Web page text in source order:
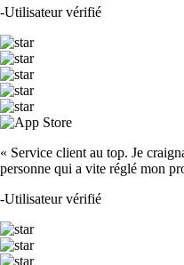
-Utilisateur vérifié
« Service client au top. Je
personne qui a vite réglé mon
-Utilisateur vérifié